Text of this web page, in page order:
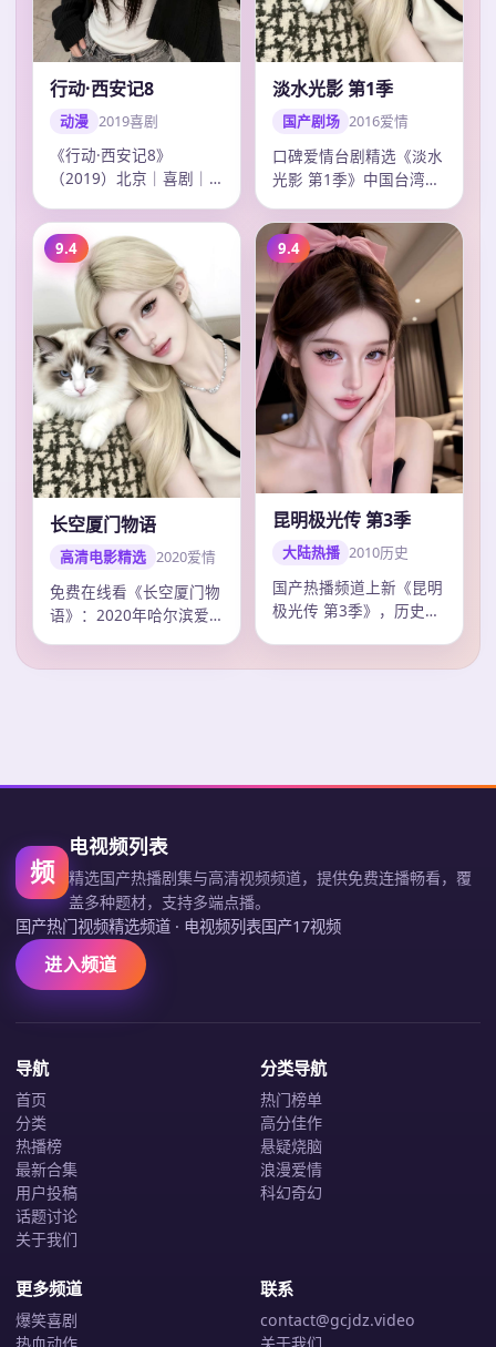
行动·西安记8
动漫 2019喜剧
《行动·西安记8》
（2019）北京｜喜剧｜
主演吴磊、王凯、…
淡水光影 第1季
国产剧场 2016爱情
口碑爱情台剧精选《淡水
光影 第1季》中国台湾热
象深刻，钟孟…
9.4
长空厦门物语
高清电影精选 2020爱情
免费在线看《长空厦门物
语》：2020年哈尔滨爱
9.4
昆明极光传 第3季
大陆热播 2010历史
国产热播频道上新《昆明
极光传 第3季》，历史剧
频
电视频列表
精选国产热播剧集与高清视频频道，提供免费连播畅看，覆
盖多种题材，支持多端点播。
国产热门视频精选频道 · 电视频列表国产17视频
进入频道
导航
首页
分类
热播榜
最新合集
用户投稿
话题讨论
关于我们
分类导航
热门榜单
高分佳作
悬疑烧脑
浪漫爱情
科幻奇幻
更多频道
爆笑喜剧
联系
contact@gcjdz.video